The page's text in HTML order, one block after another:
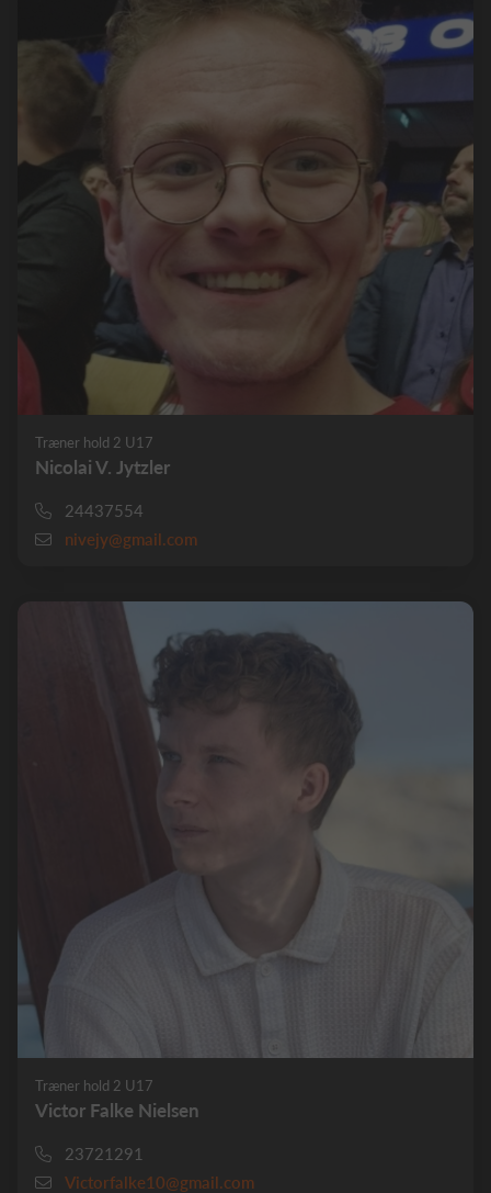
Træner hold 2 U17
Nicolai V. Jytzler
24437554
nivejy@gmail.com
Træner hold 2 U17
Victor Falke Nielsen
23721291
Victorfalke10@gmail.com